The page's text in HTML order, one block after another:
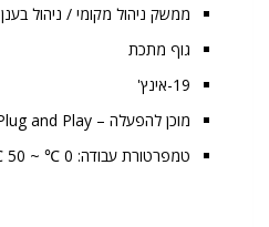
ממשק ניהול מקומי / ניהול בענן
גוף מתכת
19-אינץ'
מוכן להפעלה – Plug and Play
טמפרטורת עבודה: 0 ℃ ~ 50 ℃